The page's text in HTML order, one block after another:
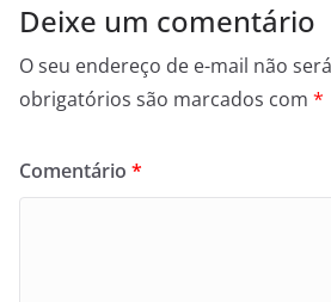
Deixe um comentário
O seu endereço de e-mail não
obrigatórios são marcados com *
Comentário *